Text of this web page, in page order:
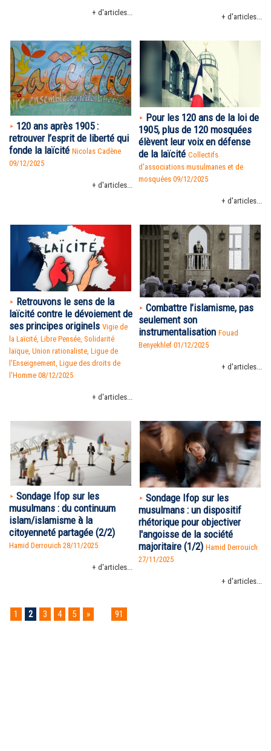
+ d'articles... + d'articles...
120 ans après 1905 :
retrouver l’esprit de liberté qui
fonde la laïcité Nicolas Cadène
09/12/2025
+ d'articles...
Pour les 120 ans de la loi de
1905, plus de 120 mosquées
élèvent leur voix en défense
de la laïcité Collectifs
d'associations musulmanes et de
mosquées 09/12/2025
+ d'articles...
Retrouvons le sens de la
laïcité contre le dévoiement de
ses principes originels Vigie de
la Laïcité, Libre Pensée, Solidarité
laïque, Union rationaliste, Ligue de
l'Enseignement, Ligue des droits de
l'Homme 08/12/2025
+ d'articles...
Combattre l’islamisme, pas
seulement son
instrumentalisation Fouad
Benyekhlef 01/12/2025
+ d'articles...
Sondage Ifop sur les
musulmans : du continuum
islam/islamisme à la
citoyenneté partagée (2/2)
Hamid Derrouich 28/11/2025
+ d'articles...
Sondage Ifop sur les
musulmans : un dispositif
rhétorique pour objectiver
l'angoisse de la société
majoritaire (1/2) Hamid Derrouich
27/11/2025
+ d'articles...
1 2 3 4 5 » 91